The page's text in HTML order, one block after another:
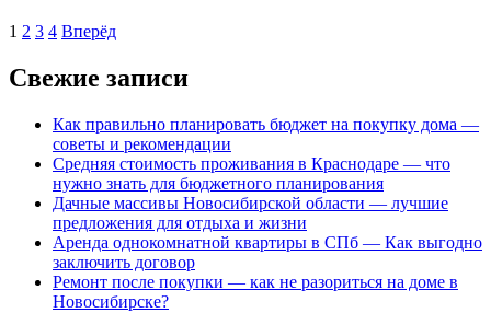
1 2 3 4 Вперёд
Свежие записи
Как правильно планировать бюджет на покупку дома —
советы и рекомендации
Средняя стоимость проживания в Краснодаре — что
нужно знать для бюджетного планирования
Дачные массивы Новосибирской области — лучшие
предложения для отдыха и жизни
Аренда однокомнатной квартиры в СПб — Как выгодно
заключить договор
Ремонт после покупки — как не разориться на доме в
Новосибирске?